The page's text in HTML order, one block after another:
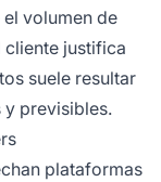
volumen de
cliente justifica
suele resultar
y previsibles.
plataformas